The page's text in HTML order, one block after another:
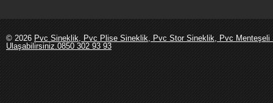
© 2026 Pvc Sineklik, Pvc Plise Sineklik, Pvc Stor Sineklik, Pvc
Ulaşabilirsiniz.0850 302 93 93